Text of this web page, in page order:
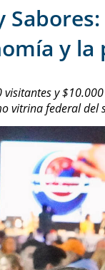
y la
visitantes y
vitrina federal